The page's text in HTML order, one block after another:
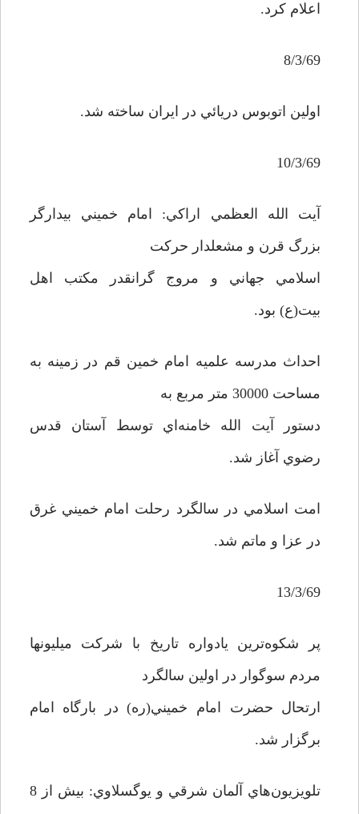
اعلام کرد.
8/3/69
اولين اتوبوس دريائي در ايران ساخته شد.
10/3/69
آيت الله العظمي اراکي: امام خميني بيدارگر
بزرگ قرن و مشعلدار حرکت
اسلامي جهاني و مروج گرانقدر مکتب اهل
بيت(ع) بود.
احداث مدرسه علميه امام خمين قم در زمينه به
مساحت 30000 متر مربع به
دستور آيت الله خامنه‌اي توسط آستان قدس
رضوي آغاز شد.
امت اسلامي در سالگرد رحلت امام خميني غرق
در عزا و ماتم شد.
13/3/69
پر شکوه‌ترين يادواره تاريخ با شرکت ميليونها
مردم سوگوار در اولين سالگرد
ارتحال حضرت امام خميني(ره) در بارگاه امام
برگزار شد.
تلويزيون‌هاي آلمان شرقي و يوگسلاوي: بيش از 8